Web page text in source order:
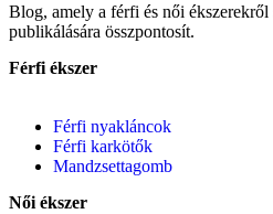
Blog, amely a férfi és női
publikálására összpontosít.
Férfi ékszer
Férfi nyakláncok
Férfi karkötők
Mandzsettagomb
Női ékszer